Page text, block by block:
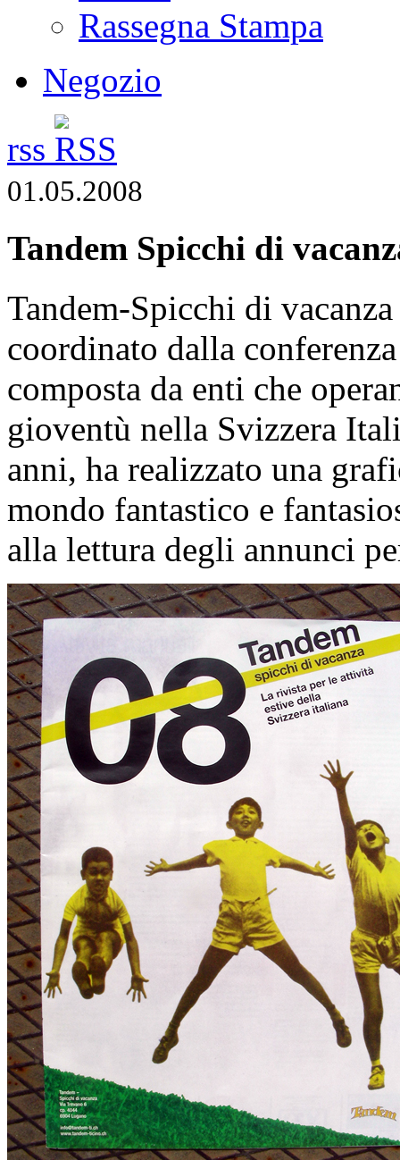
Rassegna Stampa
Negozio
rss
01.05.2008
Tandem Spicchi di
Tandem-Spicchi di
coordinato dalla
composta da enti che
gioventù nella Svizzera
anni, ha realizzato una
mondo fantastico e
alla lettura degli annunci